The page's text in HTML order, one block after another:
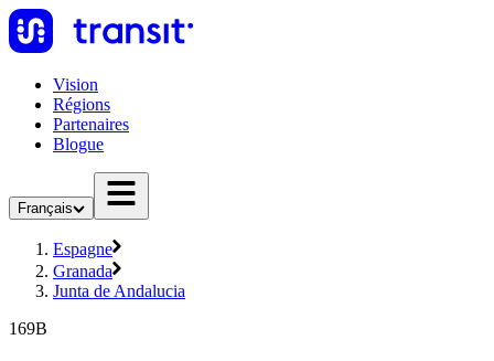
Vision
Régions
Partenaires
Blogue
Français
Espagne
Granada
Junta de Andalucia
169B